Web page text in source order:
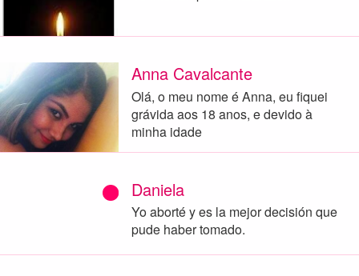
Anna Cavalcante
Olá, o meu nome é Anna, eu fiquei
grávida aos 18 anos, e devido à
minha idade
Daniela
Yo aborté y es la mejor decisión que
pude haber tomado.